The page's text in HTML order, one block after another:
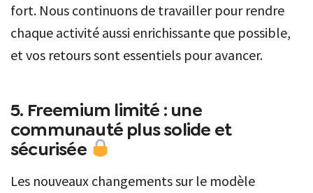
fort. Nous continuons de travailler pour rendre
chaque activité aussi enrichissante que possible,
et vos retours sont essentiels pour avancer.
5. Freemium limité : une
communauté plus solide et
sécurisée
Les nouveaux changements sur le modèle